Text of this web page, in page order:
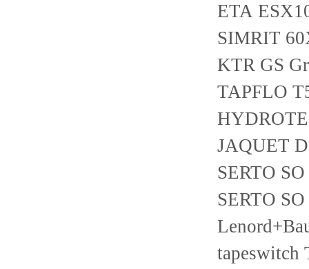
ETA
SIMRIT
KTR GS
TAPFLO
JAQUET
SERTO
SERTO
tapeswitch